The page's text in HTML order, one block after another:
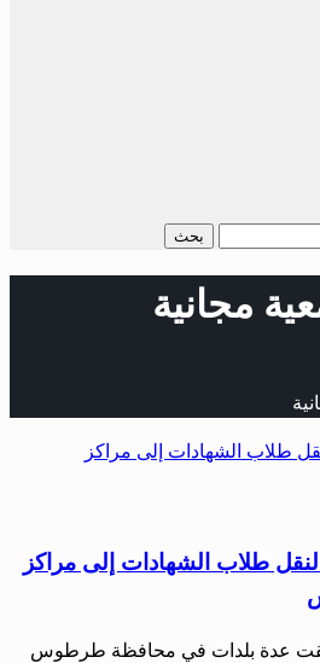
مجانية
طلاب الشهادات إلى مراكز
عدة بلدات في محافظة طرطوس